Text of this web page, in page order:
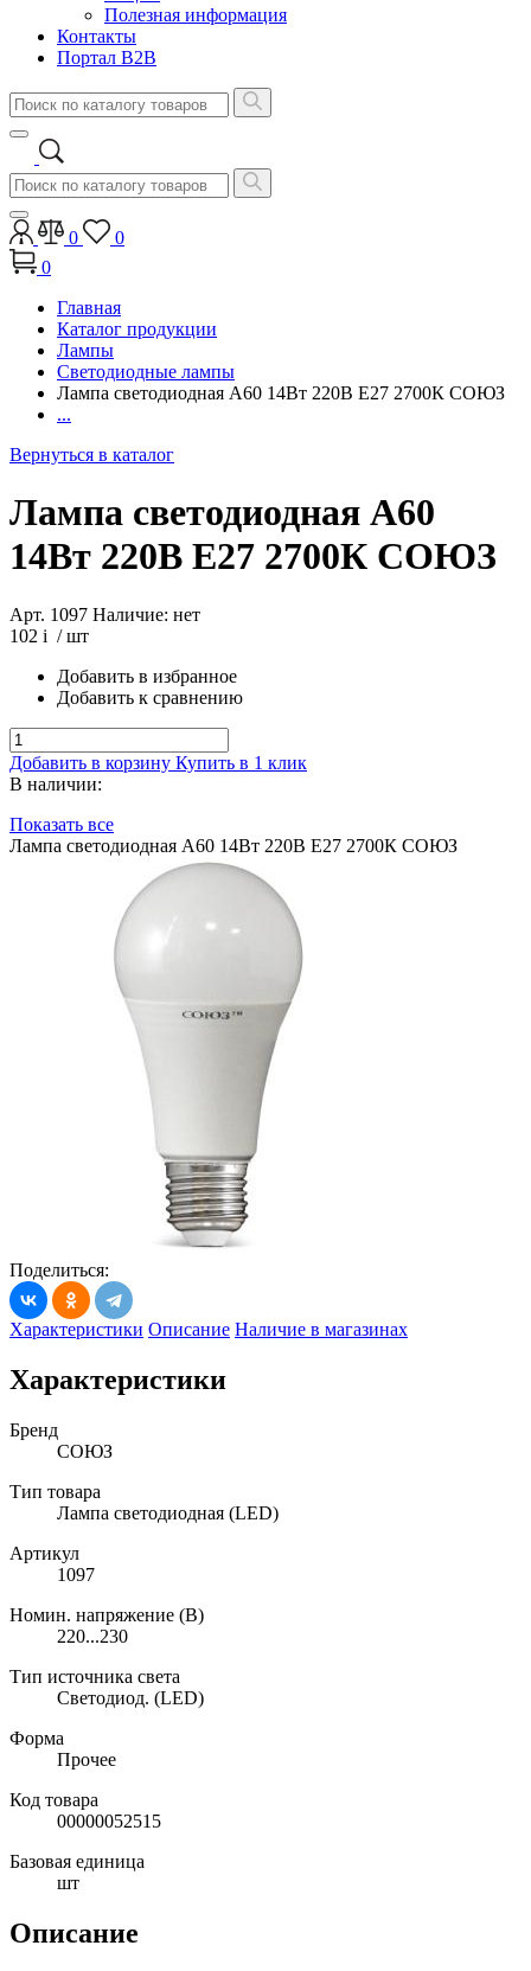
Полезная информация
Контакты
Портал B2B
0
0
0
Главная
Каталог продукции
Лампы
Светодиодные лампы
Лампа светодиодная A60 14Вт 220В E27 2700К СОЮЗ
...
Вернуться в каталог
Лампа светодиодная A60
14Вт 220В E27 2700К СОЮЗ
Арт. 1097 Наличие: нет
102 i / шт
Добавить в избранное
Добавить к сравнению
Добавить в корзину Купить в 1 клик
В наличии:
Показать все
Лампа светодиодная A60 14Вт 220В E27 2700К СОЮЗ
Поделиться:
Характеристики Описание Наличие в магазинах
Характеристики
Бренд
СОЮЗ
Тип товара
Лампа светодиодная (LED)
Артикул
1097
Номин. напряжение (В)
220...230
Тип источника света
Светодиод. (LED)
Форма
Прочее
Код товара
00000052515
Базовая единица
шт
Описание